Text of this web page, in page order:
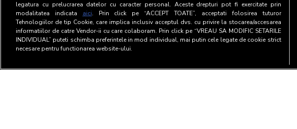
legatura cu prelucrarea datelor cu caracter personal. Aceste drepturi pot fi exercitate prin
modalitatea indicata aici. Prin click pe “ACCEPT TOATE”, acceptati folosirea tuturor
Tehnologiilor de tip Cookie, care implica inclusiv acceptul dvs. cu privire la stocarea/accesarea
informatiilor de catre Vendor-ii cu care colaboram. Prin click pe “VREAU SA MODIFIC SETARILE
INDIVIDUAL” puteti schimba preferintele in mod individual, mai putin cele legate de cookie strict
necesare pentru functionarea website-ului.